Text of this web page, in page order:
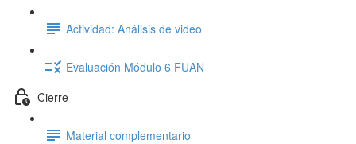
Actividad: Análisis de video
Evaluación Módulo 6 FUAN
Cierre
Material complementario